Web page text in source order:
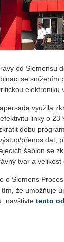
od Sie­men­su
se
vy­u­ži­la
linky o
dobu
pře­nos dat,
ša­b­lon se
tvar a ve­li­kost
o Sie­mens
že umožňuje
na­vštiv­te tento